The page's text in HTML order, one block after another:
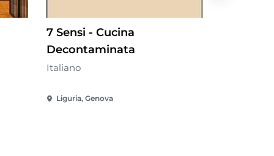
7 Sensi - Cucina
Decontaminata
Italiano
Liguria, Genova